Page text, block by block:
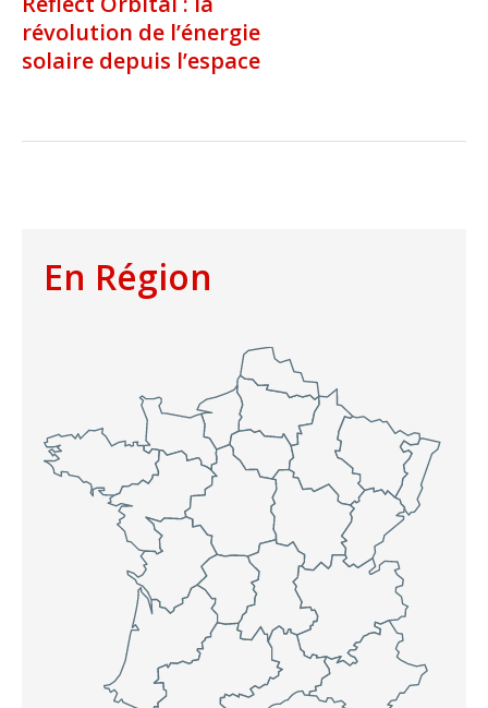
révolution de l’énergie
solaire depuis l’espace
En Région